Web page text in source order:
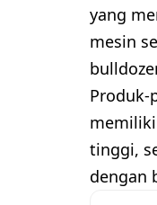
yang
mesin
Produk-
tinggi,
dengan